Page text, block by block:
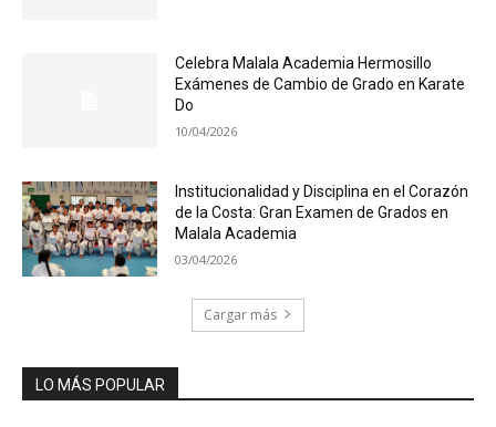
Celebra Malala Academia Hermosillo
Exámenes de Cambio de Grado en Karate
Do
10/04/2026
Institucionalidad y Disciplina en el Corazón
de la Costa: Gran Examen de Grados en
Malala Academia
03/04/2026
Cargar más
LO MÁS POPULAR